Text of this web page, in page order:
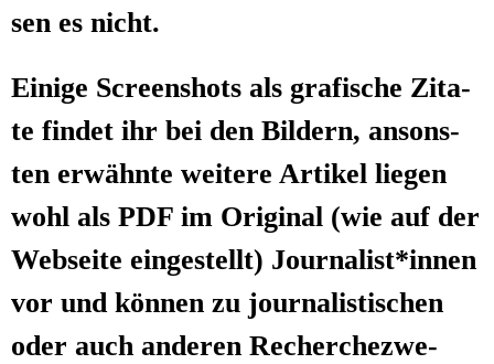
sen es nicht.
Eini­ge Screen­shots als gra­fi­sche Zita­
te fin­det ihr bei den Bil­dern, ansons­
ten erwähn­te wei­te­re Arti­kel lie­gen
wohl als PDF im Ori­gi­nal (wie auf der
Web­sei­te ein­ge­stellt) Journalist*innen
vor und kön­nen zu jour­na­lis­ti­schen
oder auch ande­ren Recher­che­zwe­